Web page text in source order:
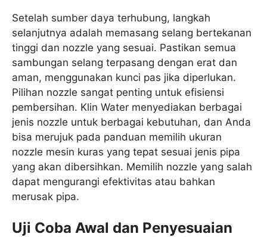
Setelah sumber daya terhubung, langkah
selanjutnya adalah memasang selang bertekanan
tinggi dan nozzle yang sesuai. Pastikan semua
sambungan selang terpasang dengan erat dan
aman, menggunakan kunci pas jika diperlukan.
Pilihan nozzle sangat penting untuk efisiensi
pembersihan. Klin Water menyediakan berbagai
jenis nozzle untuk berbagai kebutuhan, dan Anda
bisa merujuk pada panduan memilih ukuran
nozzle mesin kuras yang tepat sesuai jenis pipa
yang akan dibersihkan. Memilih nozzle yang salah
dapat mengurangi efektivitas atau bahkan
merusak pipa.
Uji Coba Awal dan Penyesuaian